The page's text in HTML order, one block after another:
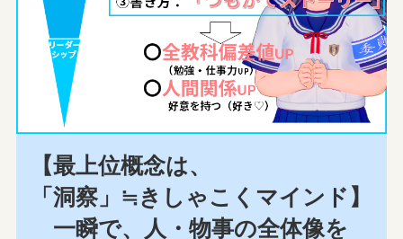
【最上位概念は、
「洞察」≒きしゃこくマインド】
一瞬で、人・物事の全体像を